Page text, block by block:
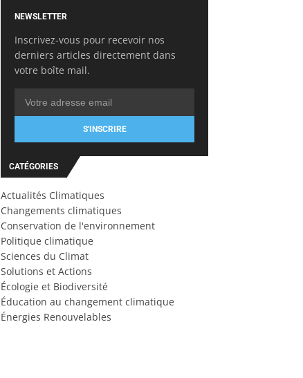
NEWSLETTER
Inscrivez-vous pour recevoir nos
derniers articles directement dans
votre boîte mail.
S'INSCRIRE
CATÉGORIES
Actualités Climatiques
Changements climatiques
Conservation de l'environnement
Politique climatique
Sciences du Climat
Solutions et Actions
Écologie et Biodiversité
Éducation au changement climatique
Énergies Renouvelables